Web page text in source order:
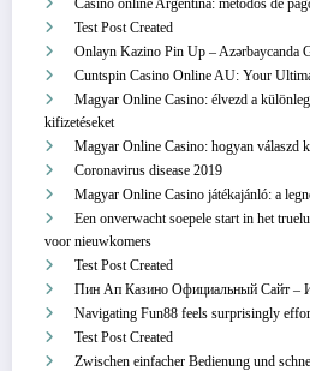
Test Post Created
Onlayn Kazino Pin Up – Azərbaycanda
Cuntspin Casino Online AU: Your
Magyar Online Casino: élvezd a
kifizetéseket
Magyar Online Casino: hogyan válaszd
Coronavirus disease 2019
Magyar Online Casino játékajánló: a
Een onverwacht soepele start in het
voor nieuwkomers
Test Post Created
Пин Ап Казино Официальный Сайт –
Navigating Fun88 feels surprisingly
Test Post Created
Zwischen einfacher Bedienung und